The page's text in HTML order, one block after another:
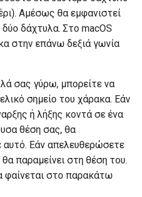
Αμέσως θα εμφανιστεί
δάχτυλα. Στο macOS
στην επάνω δεξιά γωνία
σας γύρω, μπορείτε να
σημείο του χάρακα. Εάν
ή λήξης κοντά σε ένα
θέση σας, θα
Εάν απελευθερώσετε
παραμείνει στη θέση του.
φαίνεται στο παρακάτω